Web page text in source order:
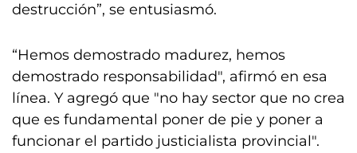
destrucción”, se entusiasmó.
“Hemos demostrado madurez, hemos
demostrado responsabilidad", afirmó en esa
línea. Y agregó que "no hay sector que no crea
que es fundamental poner de pie y poner a
funcionar el partido justicialista provincial".